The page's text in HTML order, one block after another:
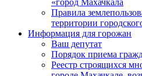
«город Махачкала
Правила
территории
Информация для горожан
Ваш депутат
Порядок приема
Реестр строящихся